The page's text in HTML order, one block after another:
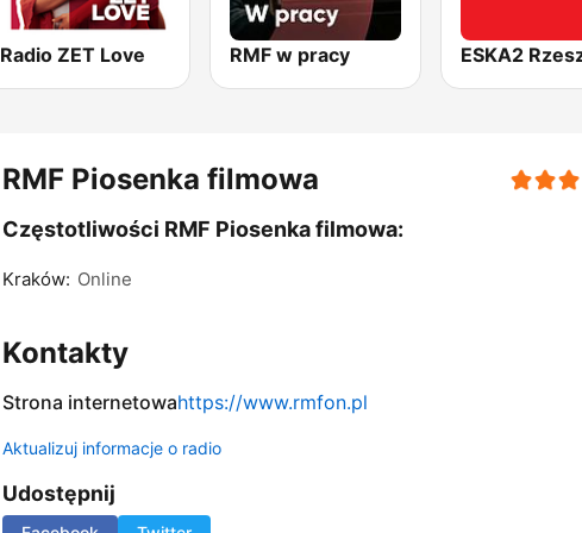
Radio ZET Love RMF w pracy ESKA2
RMF Piosenka filmowa
Częstotliwości RMF Piosenka filmowa:
Kraków: Online
Kontakty
Strona internetowahttps://www.rmfon.pl
Aktualizuj informacje o radio
Udostępnij